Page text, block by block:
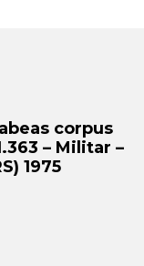
corpus
– Militar –
1975